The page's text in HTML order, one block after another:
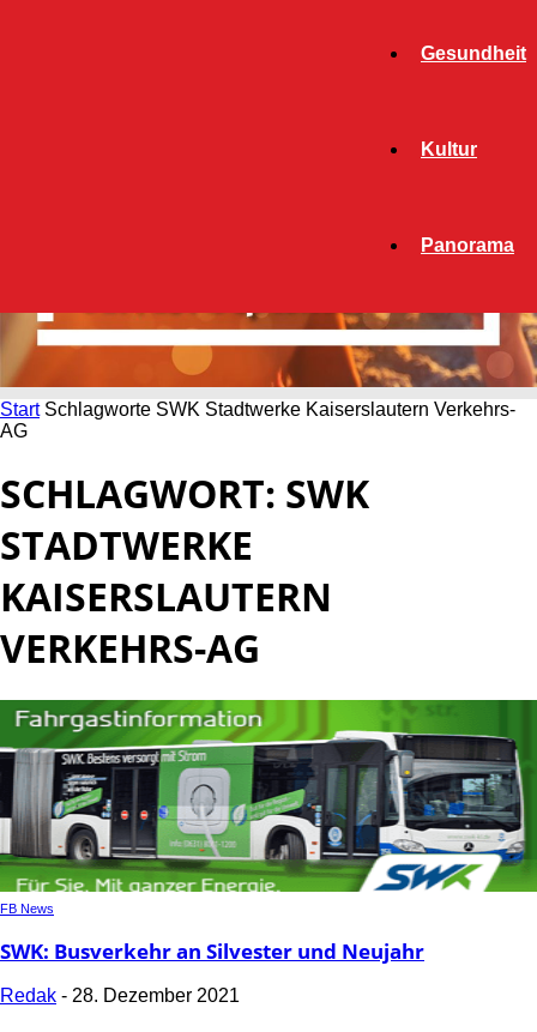
Gesundheit
Kultur
Panorama
Start Schlagworte SWK Stadtwerke Kaiserslautern Verkehrs-
AG
SCHLAGWORT: SWK
STADTWERKE
KAISERSLAUTERN
VERKEHRS-AG
FB News
SWK: Busverkehr an Silvester und Neujahr
Redak - 28. Dezember 2021